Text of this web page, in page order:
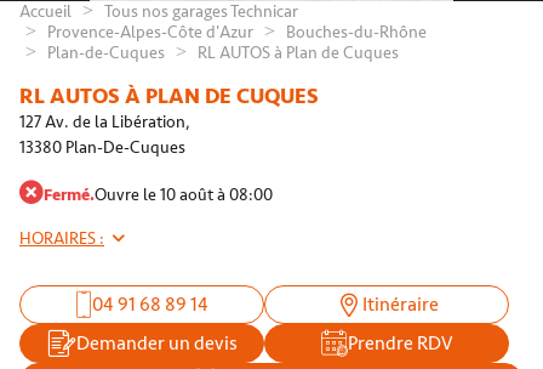
Accueil
Tous nos garages Technicar
Provence-Alpes-Côte d'Azur
Bouches-du-Rhône
Plan-de-Cuques
RL AUTOS à Plan de Cuques
RL AUTOS À PLAN DE CUQUES
127 Av. de la Libération,
13380 Plan-De-Cuques
Fermé.Ouvre le 10 août à 08:00
HORAIRES :
04 91 68 89 14
Itinéraire
Demander un devis
Prendre RDV